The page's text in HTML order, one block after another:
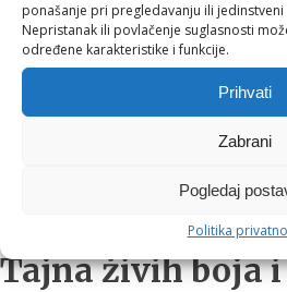
ponašanje pri pregledavanju ili
Nepristanak ili povlačenje suglasnosti
određene karakteristike i funkcije.
Prihvati
Zabrani
Pogledaj
Politika
balans.
Korištenjem
struktura filtera uklanja klor, a
alkalizira (pH 7,5 - 8,0). S tako
bogati potencijal i prepoznatljivu
Tajna živih boja